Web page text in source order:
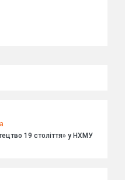
19 століття» у НХМУ